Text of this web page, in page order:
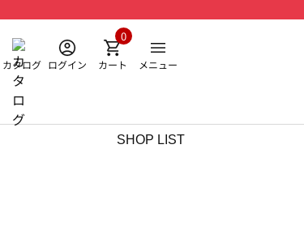
カタログ ログイン カート
0
メニュー
SHOP LIST